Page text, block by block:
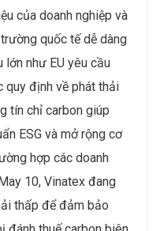
của doanh nghiệp và
quốc tế dễ dàng
lớn như EU yêu cầu
quy định về phát thải
tín chỉ carbon giúp
ESG và mở rộng cơ
hợp các doanh
10, Vinatex đang
thấp để đảm bảo